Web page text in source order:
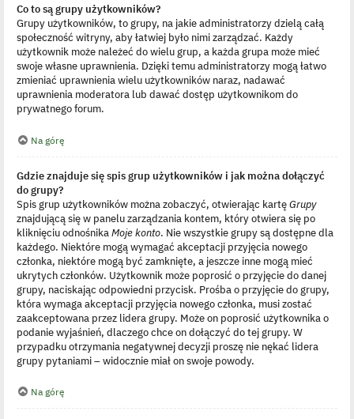
Co to są grupy użytkowników?
Grupy użytkowników, to grupy, na jakie administratorzy dzielą całą
społeczność witryny, aby łatwiej było nimi zarządzać. Każdy
użytkownik może należeć do wielu grup, a każda grupa może mieć
swoje własne uprawnienia. Dzięki temu administratorzy mogą łatwo
zmieniać uprawnienia wielu użytkowników naraz, nadawać
uprawnienia moderatora lub dawać dostęp użytkownikom do
prywatnego forum.
Na górę
Gdzie znajduje się spis grup użytkowników i jak można dołączyć
do grupy?
Spis grup użytkowników można zobaczyć, otwierając kartęGrupy
znajdującą się w panelu zarządzania kontem, który otwiera się po
kliknięciu odnośnikaMoje konto. Nie wszystkie grupy są dostępne dla
każdego. Niektóre mogą wymagać akceptacji przyjęcia nowego
członka, niektóre mogą być zamknięte, a jeszcze inne mogą mieć
ukrytych członków. Użytkownik może poprosić o przyjęcie do danej
grupy, naciskając odpowiedni przycisk. Prośba o przyjęcie do grupy,
która wymaga akceptacji przyjęcia nowego członka, musi zostać
zaakceptowana przez lidera grupy. Może on poprosić użytkownika o
podanie wyjaśnień, dlaczego chce on dołączyć do tej grupy. W
przypadku otrzymania negatywnej decyzji proszę nie nękać lidera
grupy pytaniami – widocznie miał on swoje powody.
Na górę